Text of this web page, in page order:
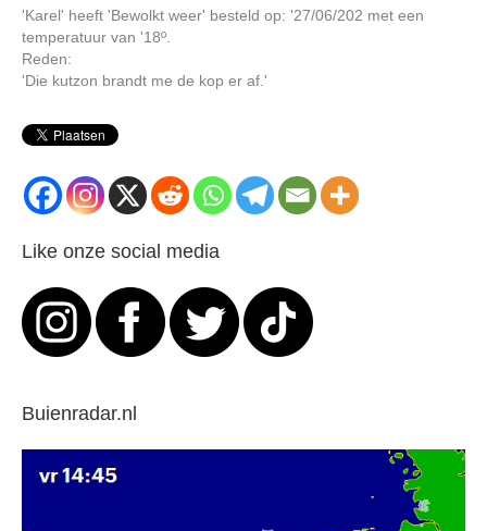
'Karel' heeft 'Bewolkt weer' besteld op: '27/06/202 met een
temperatuur van '18º.
Reden:
'Die kutzon brandt me de kop er af.'
Like onze social media
Buienradar.nl